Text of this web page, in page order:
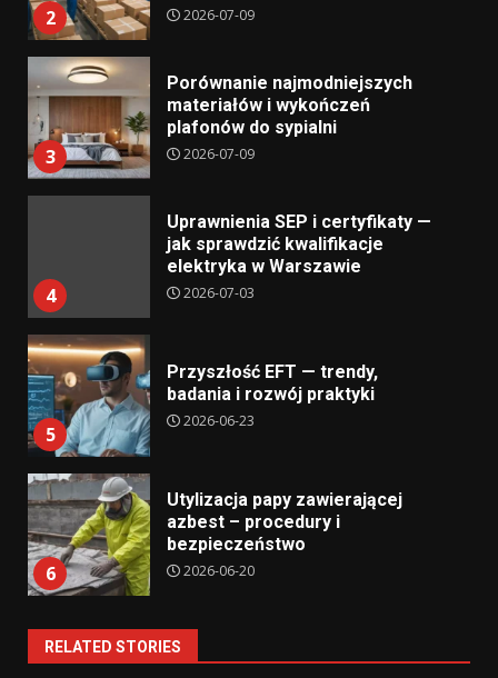
2 2026-07-09
3
Porównanie najmodniejszych
materiałów i wykończeń
plafonów do sypialni
2026-07-09
4
Uprawnienia SEP i certyfikaty —
jak sprawdzić kwalifikacje
elektryka w Warszawie
2026-07-03
5
Przyszłość EFT — trendy,
badania i rozwój praktyki
2026-06-23
6
Utylizacja papy zawierającej
azbest – procedury i
bezpieczeństwo
2026-06-20
RELATED STORIES